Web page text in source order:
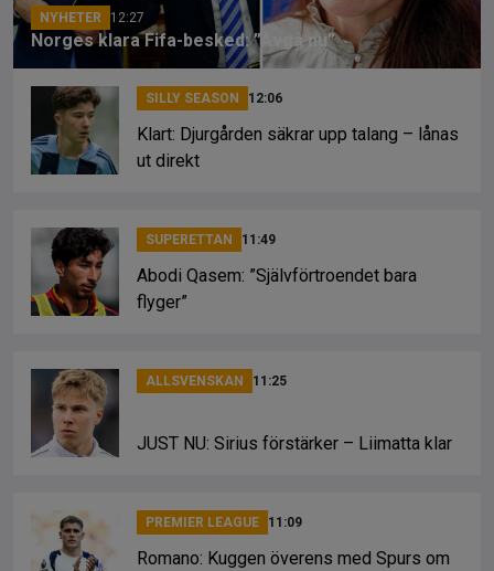
NYHETER 12:27
Norges klara Fifa-besked: ”Avgå nu”
SILLY SEASON 12:06
Klart: Djurgården säkrar upp talang – lånas
ut direkt
SUPERETTAN 11:49
Abodi Qasem: ”Självförtroendet bara
flyger”
ALLSVENSKAN 11:25
JUST NU: Sirius förstärker – Liimatta klar
PREMIER LEAGUE 11:09
Romano: Kuggen överens med Spurs om